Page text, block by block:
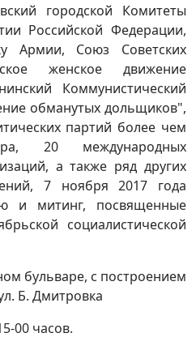
городской Комитеты
Российской Федерации,
Армии, Союз Советских
женское движение
Коммунистический
обманутых дольщиков",
партий более чем
20 международных
а также ряд других
7 ноября 2017 года
и митинг, посвященные
социалистической
бульваре, с построением
Б. Дмитровка
00 часов.